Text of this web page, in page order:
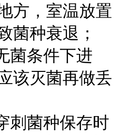
方，室温放置
菌种衰退；
菌条件下进
该灭菌再做丢
刺菌种保存时